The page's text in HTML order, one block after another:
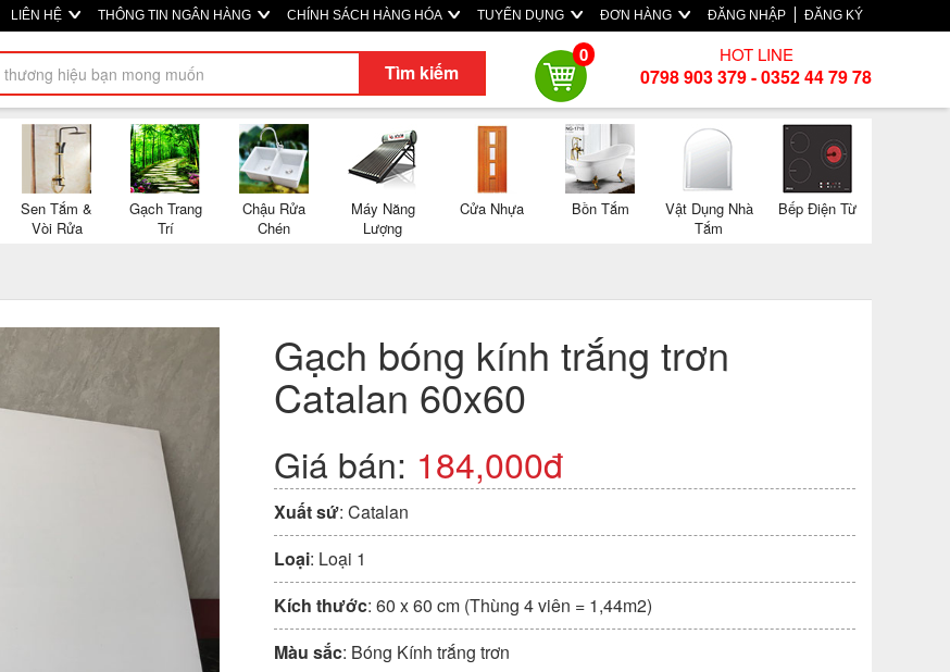
LIÊN HỆ THÔNG TIN NGÂN HÀNG CHÍNH SÁCH HÀNG HÓA TUYỂN DỤNG ĐƠN HÀNG ĐĂNG NHẬP ĐĂNG KÝ
Tìm kiếm
0 HOT LINE
0798 903 379 - 0352 44 79 78
Sen Tắm &
Vòi Rửa
Gạch Trang
Trí
Chậu Rửa
Chén
Máy Năng
Lượng
Cửa Nhựa Bồn Tắm
Vật Dụng Nhà
Tắm
Bếp Điện Từ
Gạch bóng kính trắng trơn
Catalan 60x60
Giá bán: 184,000đ
Xuất sứ: Catalan
Loại: Loại 1
Kích thước: 60 x 60 cm (Thùng 4 viên = 1,44m2)
Màu sắc: Bóng Kính trắng trơn